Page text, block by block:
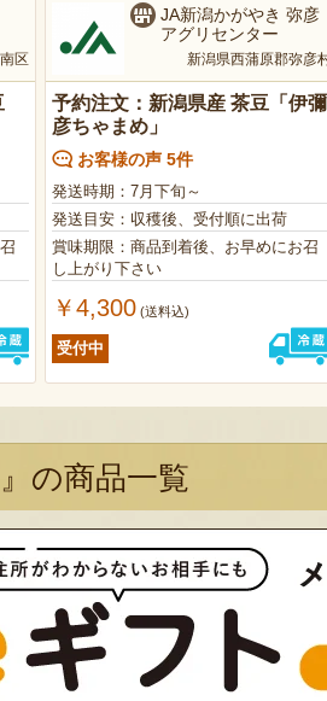
区
JA新潟かがやき 弥彦
アグリセンター
新潟県西蒲原郡弥彦
予約注文：新潟県産 茶豆「伊彌
彦ちゃまめ」
お客様の声 5件
発送時期：7月下旬～
発送目安：収穫後、受付順に出荷
賞味期限：商品到着後、お早めにお召
し上がり下さい
￥4,300 (送料込)
受付中
』の商品一覧
だけで作られている
、地元の直売所で大人気
です。夏はもちろん、
太田農園が手塩